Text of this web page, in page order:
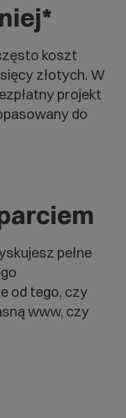
koszt
złotych. W
projekt
do
pełne
od tego, czy
www, czy